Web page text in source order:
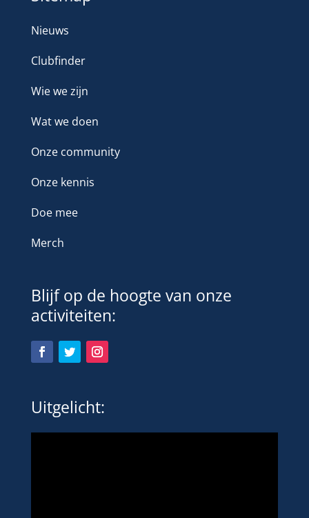
Nieuws
Clubfinder
Wie we zijn
Wat we doen
Onze community
Onze kennis
Doe mee
Merch
Blijf op de hoogte van onze
activiteiten:
Uitgelicht: